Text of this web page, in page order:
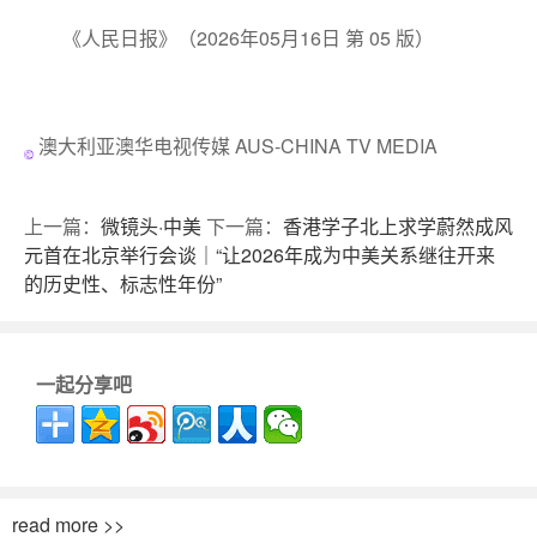
《人民日报》（2026年05月16日 第 05 版）
澳大利亚澳华电视传媒 AUS-CHINA TV MEDIA
下一篇： 香港学子北上求学蔚然成风
上一篇： 微镜头·中美
元首在北京举行会谈｜“让2026年成为中美关系继往开来
的历史性、标志性年份”
一起分享吧
read more >>